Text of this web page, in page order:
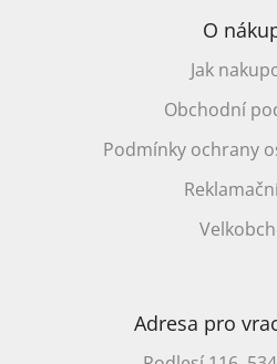
O
Jak
Obchodní
Podmínky ochrany
Adresa pro